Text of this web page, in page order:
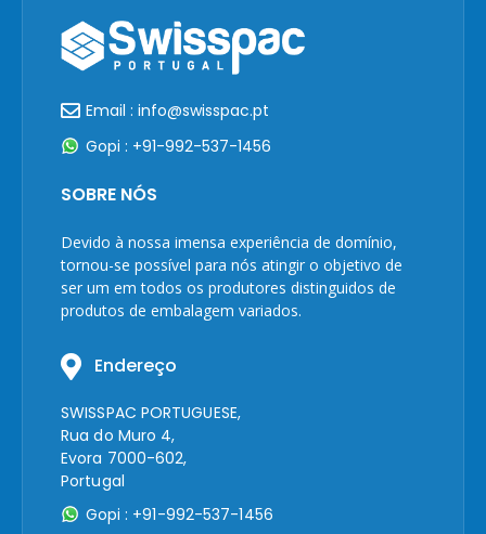
Email : info@swisspac.pt
Gopi : +91-992-537-1456
SOBRE NÓS
Devido à nossa imensa experiência de domínio,
tornou-se possível para nós atingir o objetivo de
ser um em todos os produtores distinguidos de
produtos de embalagem variados.
Endereço
SWISSPAC PORTUGUESE,
Rua do Muro 4,
Evora 7000-602,
Portugal
Gopi : +91-992-537-1456